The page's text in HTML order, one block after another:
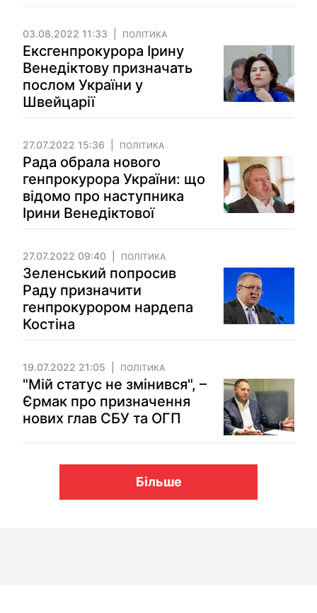
03.08.2022 11:33 ПОЛІТИКА
Ексгенпрокурора Ірину
Венедіктову призначать
послом України у
Швейцарії
27.07.2022 15:36 ПОЛІТИКА
Рада обрала нового
генпрокурора України: що
відомо про наступника
Ірини Венедіктової
27.07.2022 09:40 ПОЛІТИКА
Зеленський попросив
Раду призначити
генпрокурором нардепа
Костіна
19.07.2022 21:05 ПОЛІТИКА
"Мій статус не змінився", –
Єрмак про призначення
нових глав СБУ та ОГП
Більше